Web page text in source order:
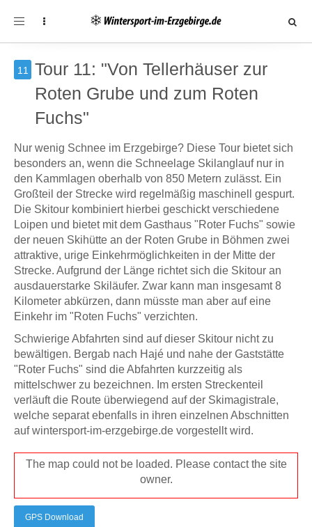
Toggle
11
Tour 11: "Von Tellerhäuser zur
Roten Grube und zum Roten
Fuchs"
Nur wenig Schnee im Erzgebirge? Diese Tour bietet sich
besonders an, wenn die Schneelage Skilanglauf nur in
den Kammlagen oberhalb von 850 Metern zulässt. Ein
Großteil der Strecke wird regelmäßig maschinell gespurt.
Die Skitour kombiniert hierbei geschickt verschiedene
Loipen und bietet mit dem Gasthaus "Roter Fuchs" sowie
der neuen Skihütte an der Roten Grube in Böhmen zwei
attraktive, urige Einkehrmöglichkeiten in der Mitte der
Strecke. Aufgrund der Länge richtet sich die Skitour an
ausdauerstarke Skiläufer. Zwar kann man insgesamt 8
Kilometer abkürzen, dann müsste man aber auf eine
Einkehr im "Roten Fuchs" verzichten.
Schwierige Abfahrten sind auf dieser Skitour nicht zu
bewältigen. Bergab nach Hajé und nahe der Gaststätte
"Roter Fuchs" sind die Abfahrten kurzzeitig als
mittelschwer zu bezeichnen. Im ersten Streckenteil
verläuft die Route überwiegend auf der Skimagistrale,
welche separat ebenfalls in ihren einzelnen Abschnitten
auf wintersport-im-erzgebirge.de vorgestellt wird.
The map could not be loaded. Please contact the site
owner.
GPS Download